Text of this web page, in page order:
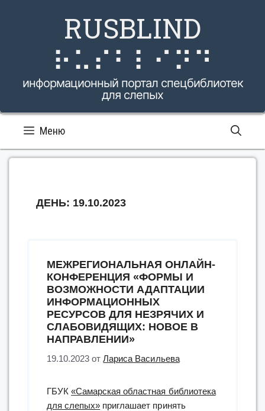
RUSBLIND
⠗⠥⠎⠃⠇⠊⠝⠙
информационный портал спецбиблиотек
для слепых
Меню
ДЕНЬ: 19.10.2023
МЕЖРЕГИОНАЛЬНАЯ ОНЛАЙН-
КОНФЕРЕНЦИЯ «ФОРМЫ И
ВОЗМОЖНОСТИ АДАПТАЦИИ
ИНФОРМАЦИОННЫХ
РЕСУРСОВ ДЛЯ НЕЗРЯЧИХ И
СЛАБОВИДЯЩИХ: НОВОЕ В
НАПРАВЛЕНИИ»
19.10.2023 отЛариса Васильева
ГБУК«Самарская областная библиотека
для слепых» приглашает принять